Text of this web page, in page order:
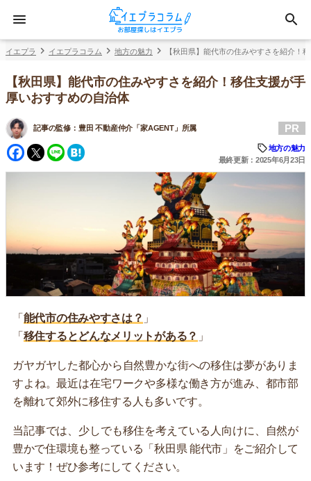
イエプラ イエプラコラム 地方の魅力 【秋田県】能代市の住みやすさを紹介！
【秋田県】能代市の住みやすさを紹介！移住支援が手
厚いおすすめの自治体
記事の監修： 豊田 不動産仲介「家AGENT」所属
Facebook
Twitter
Line
PR
地方の魅力
最終更新：2025年6月23日
「 能代市の住みやすさは？ 」
「 移住するとどんなメリットがある？ 」
ガヤガヤした都心から自然豊かな街への移住は夢がありま
すよね。最近は在宅ワークや多様な働き方が進み、都市部
を離れて郊外に移住する人も多いです。
当記事では、少しでも移住を考えている人向けに、自然が
豊かで住環境も整っている「秋田県 能代市」をご紹介して
います！ぜひ参考にしてください。